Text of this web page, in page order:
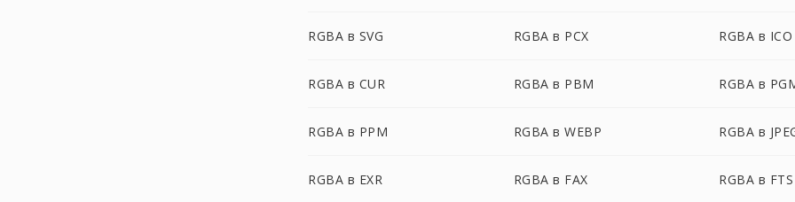
RGBA в SVG RGBA в PCX RGBA в ICO
RGBA в CUR RGBA в PBM RGBA в
RGBA в PPM RGBA в WEBP RGBA в
RGBA в EXR RGBA в FAX RGBA в FTS